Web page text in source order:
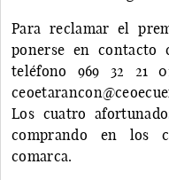
Para reclamar el
ponerse en contacto
teléfono 969 32 21
Los cuatro
comprando en los
comarca.